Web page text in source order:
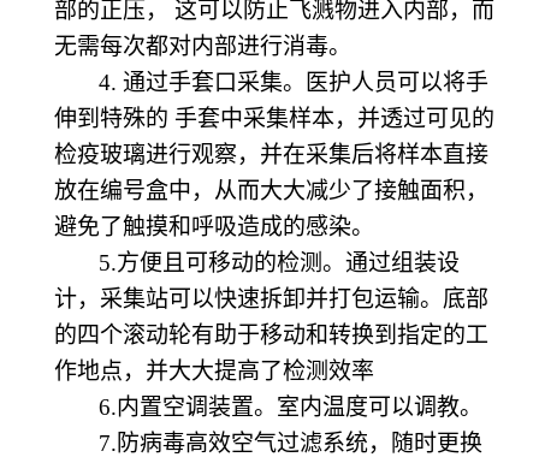
部的正压， 这可以防止飞溅物进入内部，而
无需每次都对内部进行消毒。
4. 通过手套口采集。医护人员可以将手
伸到特殊的 手套中采集样本，并透过可见的
检疫玻璃进行观察，并在采集后将样本直接
放在编号盒中，从而大大减少了接触面积，
避免了触摸和呼吸造成的感染。
5.方便且可移动的检测。通过组装设
计，采集站可以快速拆卸并打包运输。底部
的四个滚动轮有助于移动和转换到指定的工
作地点，并大大提高了检测效率
6.内置空调装置。 室内温度可以调教。
7.防病毒高效空气过滤系统，随时更换